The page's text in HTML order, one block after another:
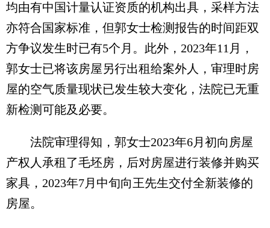
均由有中国计量认证资质的机构出具，采样方法
亦符合国家标准，但郭女士检测报告的时间距双
方争议发生时已有5个月。此外，2023年11月，
郭女士已将该房屋另行出租给案外人，审理时房
屋的空气质量现状已发生较大变化，法院已无重
新检测可能及必要。
法院审理得知，郭女士2023年6月初向房屋
产权人承租了毛坯房，后对房屋进行装修并购买
家具，2023年7月中旬向王先生交付全新装修的
房屋。